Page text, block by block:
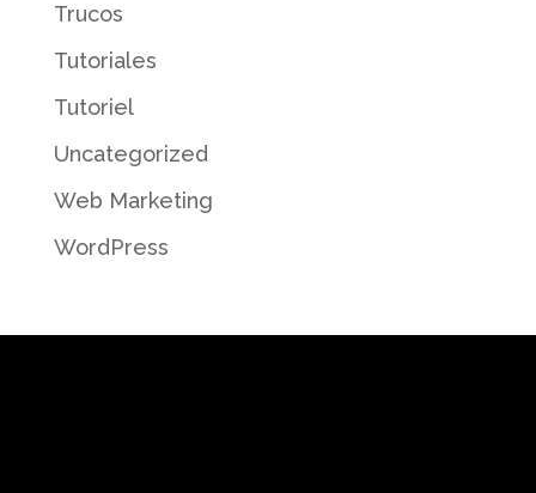
Trucos
Tutoriales
Tutoriel
Uncategorized
Web Marketing
WordPress